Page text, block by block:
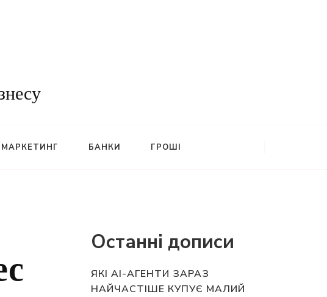
МАРКЕТИНГ БАНКИ ГРОШІ
Останні дописи
ЯКІ AI-АГЕНТИ ЗАРАЗ
НАЙЧАСТІШЕ КУПУЄ МАЛИЙ